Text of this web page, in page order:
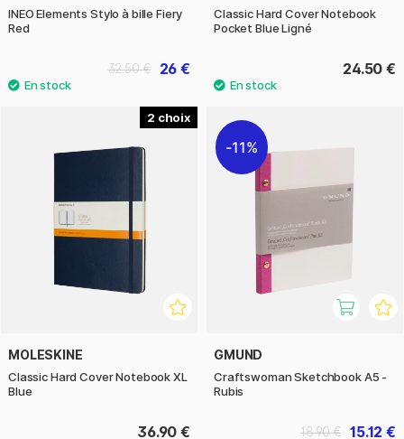
INEO Elements Stylo à bille Fiery
Red
26 €
32.50 €
Classic Hard Cover Notebook
Pocket Blue Ligné
24.50 €
2
MOLESKINE
Classic Hard Cover Notebook XL
Blue
36.90 €
11%
GMUND
Craftswoman Sketchbook A5 -
Rubis
15.12 €
18.90 €